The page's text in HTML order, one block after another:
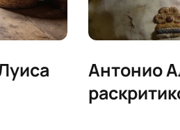
Антонио